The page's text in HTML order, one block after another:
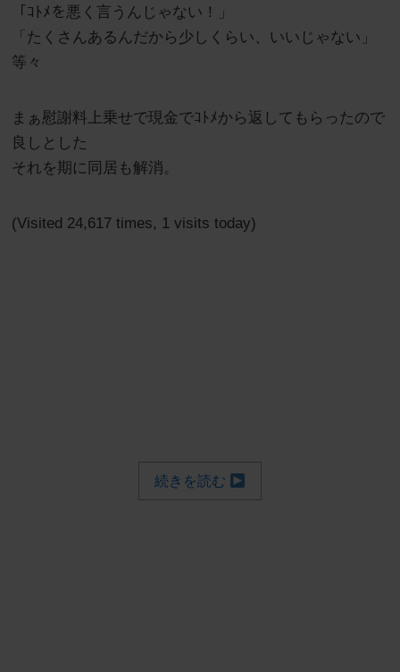
「ｺﾄﾒを悪く言うんじゃない！」
「たくさんあるんだから少しくらい、いいじゃない」
等々
まぁ慰謝料上乗せで現金でｺﾄﾒから返してもらったので
良しとした
それを期に同居も解消。
(Visited 24,617 times, 1 visits today)
続きを読む